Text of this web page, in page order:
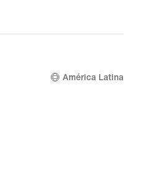
América Latina